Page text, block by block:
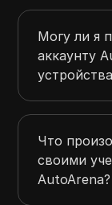
Могу ли я
аккаунту
Что
своими
AutoArena?